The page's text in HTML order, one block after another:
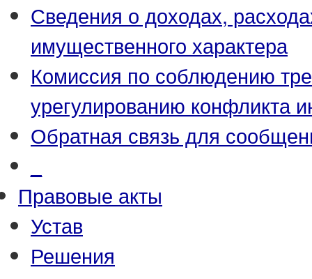
Сведения о доходах,
имущественного характера
Комиссия по соблюдению
урегулированию конфликта
Обратная связь для
Правовые акты
Устав
Решения